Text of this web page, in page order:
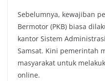
Sebelumnya, kewajiban
Bermotor (PKB) biasa
kantor Sistem
Samsat. Kini pemerintah
masyarakat untuk
online.